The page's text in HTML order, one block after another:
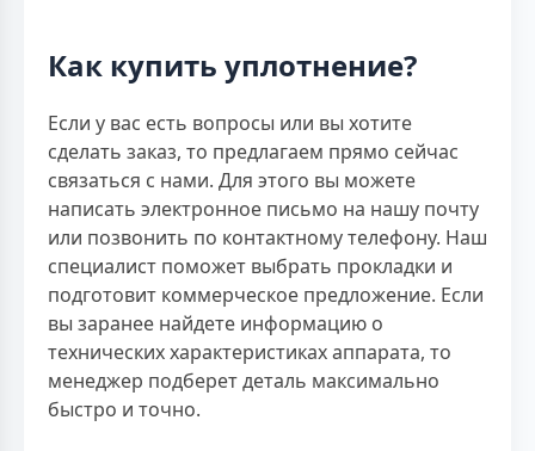
Как купить уплотнение?
Если у вас есть вопросы или вы хотите
сделать заказ, то предлагаем прямо сейчас
связаться с нами. Для этого вы можете
написать электронное письмо на нашу почту
или позвонить по контактному телефону. Наш
специалист поможет выбрать прокладки и
подготовит коммерческое предложение. Если
вы заранее найдете информацию о
технических характеристиках аппарата, то
менеджер подберет деталь максимально
быстро и точно.